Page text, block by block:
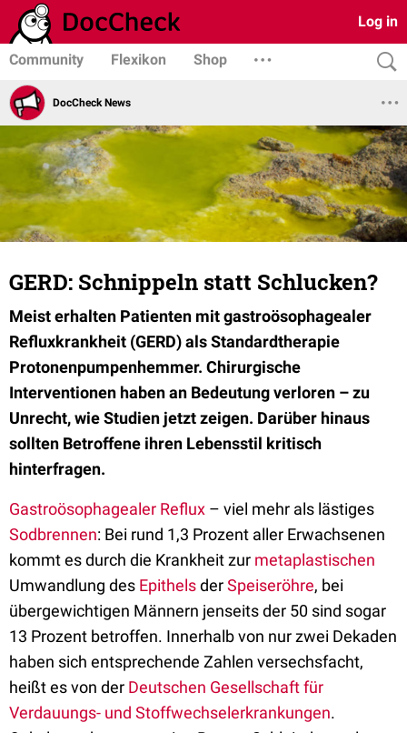
Log in
Community Flexikon Shop
DocCheck News
GERD: Schnippeln statt Schlucken?
Meist erhalten Patienten mit gastroösophagealer
Refluxkrankheit (GERD) als Standardtherapie
Protonenpumpenhemmer. Chirurgische
Interventionen haben an Bedeutung verloren – zu
Unrecht, wie Studien jetzt zeigen. Darüber hinaus
sollten Betroffene ihren Lebensstil kritisch
hinterfragen.
Gastroösophagealer Reflux – viel mehr als lästiges
Sodbrennen: Bei rund 1,3 Prozent aller Erwachsenen
kommt es durch die Krankheit zur metaplastischen
Umwandlung des EpithelsderSpeiseröhre, bei
übergewichtigen Männern jenseits der 50 sind sogar
13 Prozent betroffen. Innerhalb von nur zwei Dekaden
haben sich entsprechende Zahlen versechsfacht,
heißt es von der Deutschen Gesellschaft für
Verdauungs- und Stoffwechselerkrankungen.